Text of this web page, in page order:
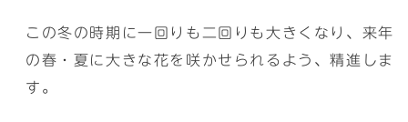
この冬の時期に一回りも二回りも大きくなり、来年
の春・夏に大きな花を咲かせられるよう、精進しま
す。